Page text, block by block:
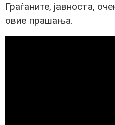
Граѓаните, јавноста,
овие прашања.